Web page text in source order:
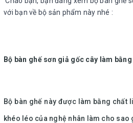
với bạn về bộ sản phẩm này nhé :
Bộ bàn ghế sơn giả gốc cây làm
Bộ bàn ghế này được làm bằng chất
khéo léo của nghệ nhân làm cho sao